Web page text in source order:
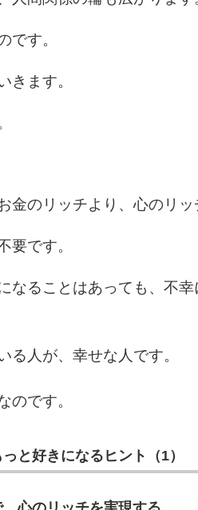
です。
きます。
金のリッチより、心のリッ
要です。
なることはあっても、不
る人が、幸せな人です。
のです。
と好きになるヒント（1）